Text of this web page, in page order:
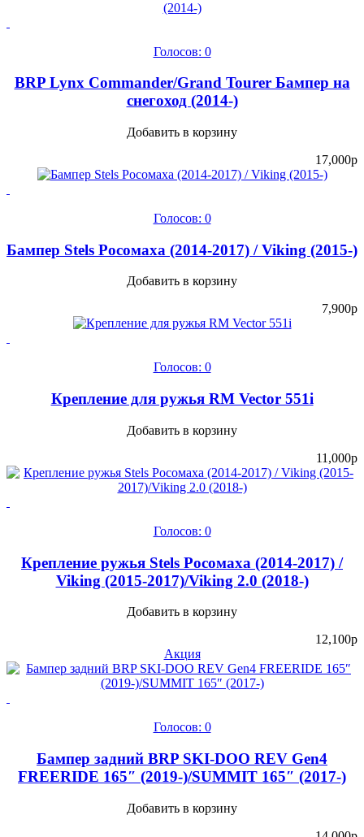
Голосов: 0
BRP Lynx Commander/Grand Tourer Бампер на
снегоход (2014-)
Добавить в корзину
17,000p
Голосов: 0
Бампер Stels Росомаха (2014-2017) / Viking (2015-)
Добавить в корзину
7,900p
Голосов: 0
Крепление для ружья RM Vector 551i
Добавить в корзину
11,000p
Голосов: 0
Крепление ружья Stels Росомаха (2014-2017) /
Viking (2015-2017)/Viking 2.0 (2018-)
Добавить в корзину
12,100p
Акция
Голосов: 0
Бампер задний BRP SKI-DOO REV Gen4
FREERIDE 165″ (2019-)/SUMMIT 165″ (2017-)
Добавить в корзину